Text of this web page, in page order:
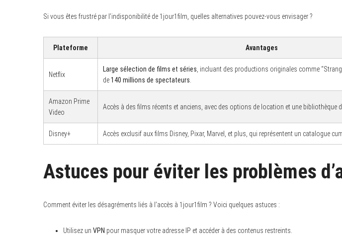
Si vous êtes frustré par l’indisponibilité de 1jour1film, quelles alternatives pouvez-vous envisager ?
Plateforme Avantages
Netflix
Large sélection de films et séries , incluant des productions originales comme
de140 millions de spectateurs
Amazon Prime
Video
Accès à des films récents et anciens, avec des options de location et une bibliothèque
Disney+ Accès exclusif aux films Disney, Pixar, Marvel, et plus, qui représentent un catalogue
Astuces pour éviter les problèmes
Comment éviter les désagréments liés à l’accès à 1jour1film ? Voici quelques astuces :
Utilisez un VPN pour masquer votre adresse IP et accéder à des contenus restreints.
: